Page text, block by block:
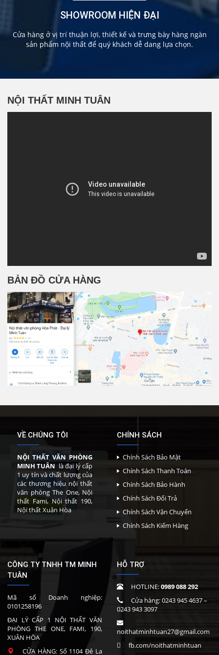
SHOWROOM HIỆN ĐẠI
Cửa hàng ở vị trí thuận lợi, thiết kế và trưng bày hàng ngàn
sản phẩm nội thất để quý khách dễ dang lựa chọn.
NỘI THẤT MINH TUÂN
BẢN ĐỒ CỬA HÀNG
VỀ CHÚNG TÔI
NỘI THẤT VĂN PHÒNG
MINH TUÂN là đại lý cấp
1 uy tín và chất lượng của
các thương hiệu nội thất
văn phòng The One, Nội
thất Fami, Nội thất 190,
Nội thất Xuân Hòa
CHÍNH SÁCH
Chính Sách Bảo Mật
Chính Sách Thanh Toán
Chính Sách Bảo Hành
Chính Sách Đổi Trả
Chính Sách Vận Chuyển
Chính Sách Kiểm Hàng
CÔNG TY TNHH TM MINH
TUÂN
Mã số Doanh nghiệp:
0101258196
ĐẠI LÝ CẤP 1 NỘI THẤT VĂN
PHÒNG THE ONE, FAMI, 190,
XUÂN HÒA
CỬA HÀNG: Số 1104 Đê La
HỖ TRỢ
HOTLINE:0989 088 292
Cửa hàng:0243 945 4637–
0243 943 3097
noithatminhtuan27@gmail.com
fb.com/noithatminhtuan